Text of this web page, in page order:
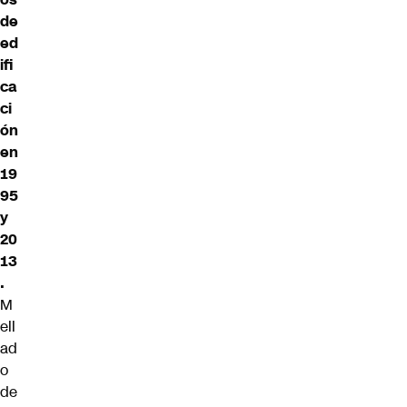
de
ed
ifi
ca
ci
ón
en
19
95
y
20
13
.
M
ell
ad
o
de